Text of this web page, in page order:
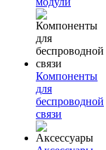
Компоненты
для
беспроводной
связи